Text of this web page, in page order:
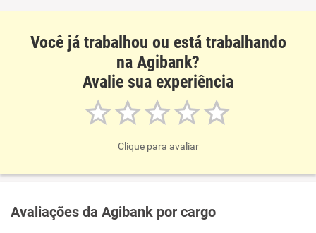
Você já trabalhou ou está trabalhando
na Agibank?
Avalie sua experiência
Clique para avaliar
Avaliações da Agibank por cargo